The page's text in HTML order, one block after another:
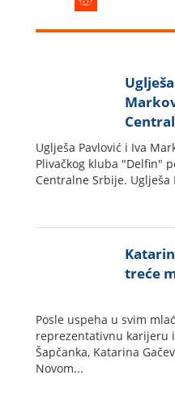
Uglješa Pavlović i Iva
Plivačkog kluba "Delfin"
Centralne Srbije. Uglješa
treće
Posle uspeha u svim
reprezentativnu karijeru
Šapčanka, Katarina
Novom...